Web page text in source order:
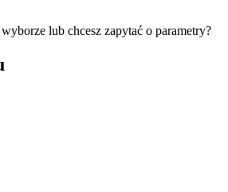
lub chcesz zapytać o parametry?